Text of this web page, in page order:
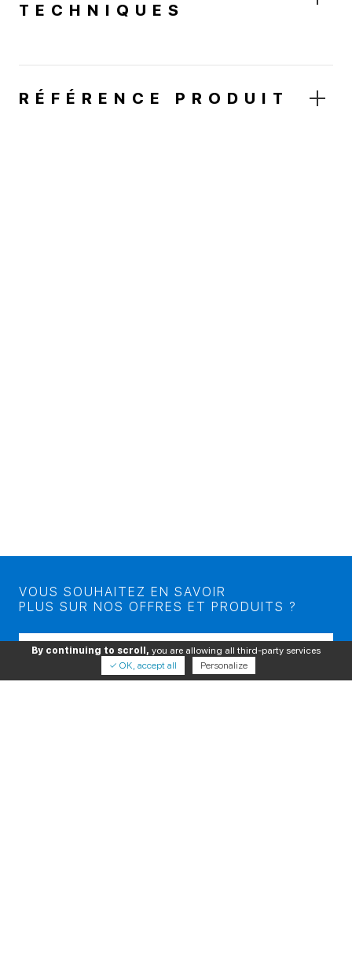
TECHNIQUES
RÉFÉRENCE PRODUIT
VOUS SOUHAITEZ EN SAVOIR
PLUS SUR NOS OFFRES ET PRODUITS ?
Veuillez laisser ce champ vide.
By continuing to scroll, you are allowing all third-party services
✓ OK, accept all
Personalize